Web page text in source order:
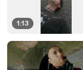
1:13